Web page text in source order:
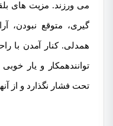
می ورزند. مزیت های
گیری، متوقع نبودن،
همدلی. کنار آمدن با
توانندهمکار و یار
تحت فشار نگذارد و از